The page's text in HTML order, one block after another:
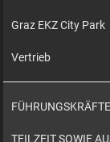
Graz EKZ City Park
Vertrieb
TEILZEIT SOWIE